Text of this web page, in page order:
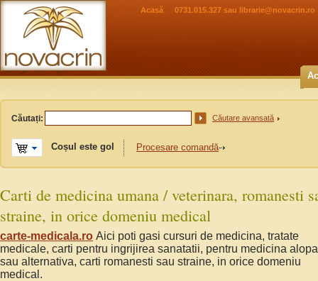
Acasă 0731.015.327 sau librarie@novacrin.ro
Căutați: Căutare avansată
Coșul este gol Procesare comandă
Carti de medicina umana / veterinara, romanesti
straine, in orice domeniu medical
carte-medicala.ro Aici poti gasi cursuri de medicina, tratate
medicale, carti pentru ingrijirea sanatatii, pentru medicina
sau alternativa, carti romanesti sau straine, in orice domeniu
medical.